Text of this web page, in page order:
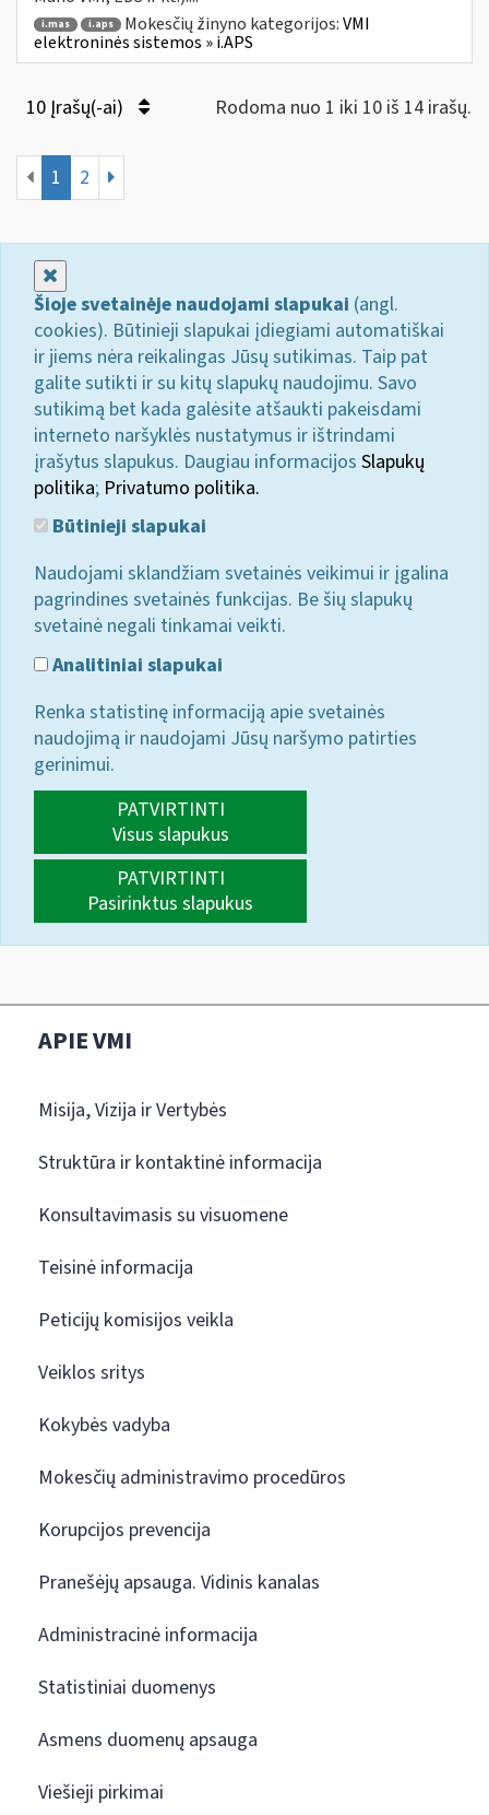
i.mas i.aps Mokesčių žinyno kategorijos:VMI
elektroninės sistemos » i.APS
10 Įrašų(-ai) Rodoma nuo 1 iki 10 iš 14 irašų.
1 2
Šioje svetainėje naudojami slapukai (angl.
cookies). Būtinieji slapukai įdiegiami automatiškai
ir jiems nėra reikalingas Jūsų sutikimas. Taip pat
galite sutikti ir su kitų slapukų naudojimu. Savo
sutikimą bet kada galėsite atšaukti pakeisdami
interneto naršyklės nustatymus ir ištrindami
įrašytus slapukus. Daugiau informacijos Slapukų
politika; Privatumo politika.
Būtinieji slapukai
Naudojami sklandžiam svetainės veikimui ir įgalina
pagrindines svetainės funkcijas. Be šių slapukų
svetainė negali tinkamai veikti.
Analitiniai slapukai
Renka statistinę informaciją apie svetainės
naudojimą ir naudojami Jūsų naršymo patirties
gerinimui.
PATVIRTINTI
Visus slapukus
PATVIRTINTI
Pasirinktus slapukus
APIE VMI
Misija, Vizija ir Vertybės
Struktūra ir kontaktinė informacija
Konsultavimasis su visuomene
Teisinė informacija
Peticijų komisijos veikla
Veiklos sritys
Kokybės vadyba
Mokesčių administravimo procedūros
Korupcijos prevencija
Pranešėjų apsauga. Vidinis kanalas
Administracinė informacija
Statistiniai duomenys
Asmens duomenų apsauga
Viešieji pirkimai